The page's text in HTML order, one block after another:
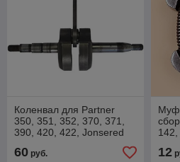
Коленвал для Partner
350, 351, 352, 370, 371,
390, 420, 422, Jonsered
McCulloch
60 руб.
420,
12